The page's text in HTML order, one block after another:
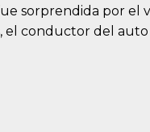
sorprendida por el
el conductor del